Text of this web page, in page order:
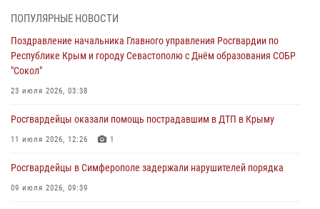
мужчину
Росгвардия в Крыму и Севастополе задержала ряд
правонарушителей
03 августа 2026, 14:08
В Симферополе росгвардейцы задержали гражданина,
подозреваемого в совершении серии краж
Росгвардейцы оперативно задержали нарушителя на охраняемом
ПОПУЛЯРНЫЕ НОВОСТИ
Поздравление начальника Главного управления Росгвардии по
Республике Крым и городу Севастополю с Днём образования СОБР
"Сокол"
23 июля 2026, 03:38
Росгвардейцы оказали помощь пострадавшим в ДТП в Крыму
11 июля 2026, 12:26 1
Росгвардейцы в Симферополе задержали нарушителей порядка
09 июля 2026, 09:39